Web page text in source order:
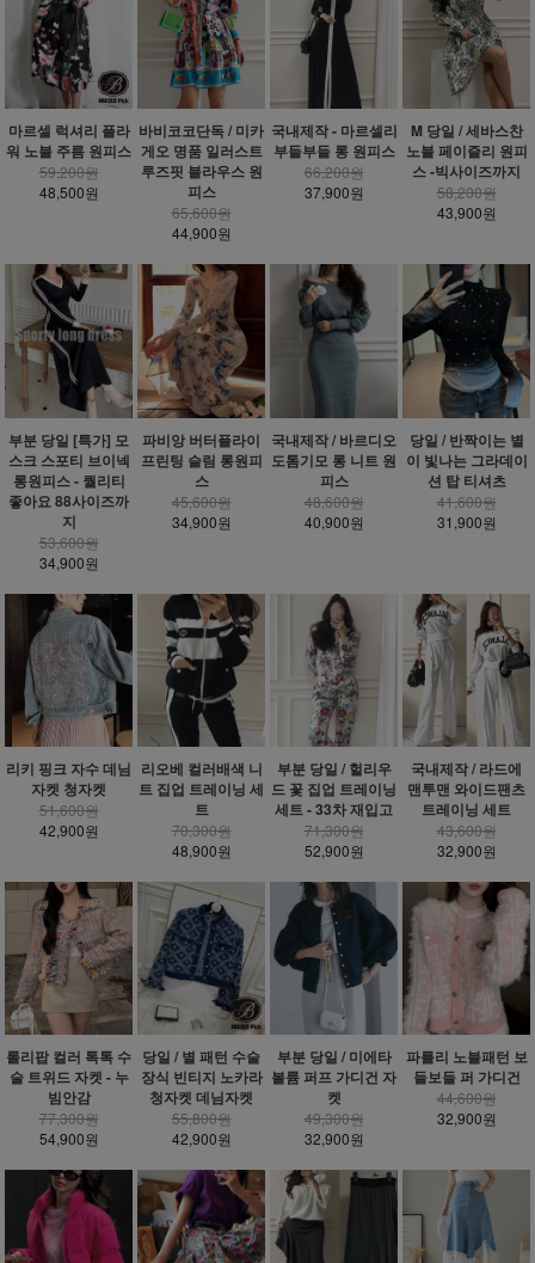
마르셀 럭셔리 플라
워 노블 주름 원피스
59,200원
48,500원
바비코코단독 / 미카
게오 명품 일러스트
루즈핏 블라우스 원
피스
65,600원
44,900원
국내제작 - 마르셀리
부들부들 롱 원피스
66,200원
37,900원
M 당일 / 세바스찬
노블 페이즐리 원피
스 -빅사이즈까지
58,200원
43,900원
부분 당일 [특가] 모
스크 스포티 브이넥
롱원피스 - 퀄리티
좋아요 88사이즈까
지
53,600원
34,900원
파비앙 버터플라이
프린팅 슬림 롱원피
스
45,600원
34,900원
국내제작 / 바르디오
도톰기모 롱 니트 원
피스
48,600원
40,900원
당일 / 반짝이는 별
이 빛나는 그라데이
션 탑 티셔츠
41,600원
31,900원
리키 핑크 자수 데님
자켓 청자켓
51,600원
42,900원
리오베 컬러배색 니
트 집업 트레이닝 세
트
70,300원
48,900원
부분 당일 / 헐리우
드 꽃 집업 트레이닝
세트 - 33차 재입고
71,300원
52,900원
국내제작 / 라드에
맨투맨 와이드팬츠
트레이닝 세트
43,600원
32,900원
롤리팝 컬러 톡톡 수
술 트위드 자켓 - 누
빔안감
77,300원
54,900원
당일 / 별 패턴 수술
장식 빈티지 노카라
청자켓 데님자켓
55,800원
42,900원
부분 당일 / 미에타
볼륨 퍼프 가디건 자
켓
49,300원
32,900원
파를리 노블패턴 보
들보들 퍼 가디건
44,600원
32,900원